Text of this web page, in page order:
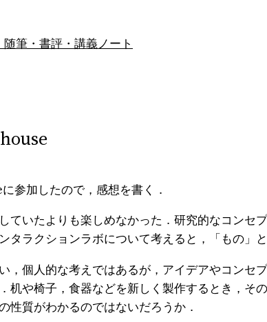
筆・書評・講義ノート
参加したので，感想を書く．
ていたよりも楽しめなかった．研究的なコン
タラクションラボについて考えると，「もの」
，個人的な考えではあるが，アイデアやコンセ
机や椅子，食器などを新しく製作するとき，
性質がわかるのではないだろうか．